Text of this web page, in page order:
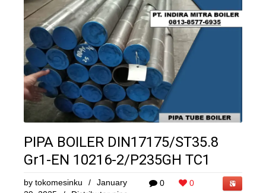
PIPA BOILER DIN17175/ST35.8
Gr1-EN 10216-2/P235GH TC1
0 0
by tokomesinku /
January